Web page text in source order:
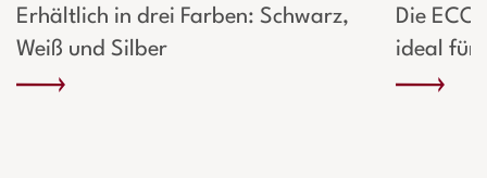
Erhältlich in drei Farben: Schwarz,
Weiß und Silber
Die ECO
ideal